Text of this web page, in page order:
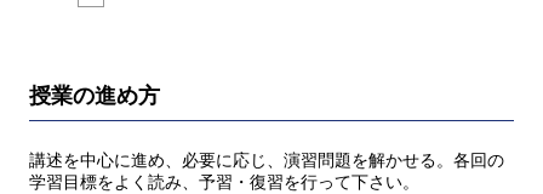
授業の進め方
講述を中心に進め、必要に応じ、演習問題を解かせる。各回の
学習目標をよく読み、予習・復習を行って下さい。